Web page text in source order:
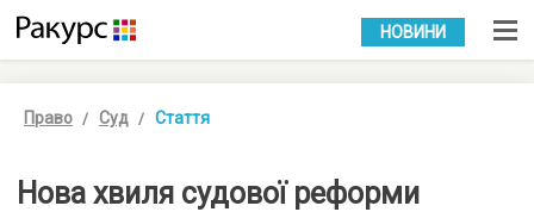
УКР РУС
НОВИНИ
Право Суд Стаття
Нова хвиля судової реформи